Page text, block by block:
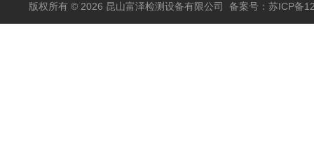
版权所有 © 2026 昆山富泽检测设备有限公司 备案号：苏ICP备